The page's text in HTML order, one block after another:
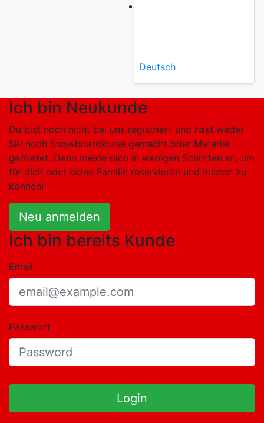
Deutsch
Ich bin Neukunde
Du bist noch nicht bei uns registriert und hast weder
Ski noch Snowboardkurse gemacht oder Material
gemietet. Dann melde dich in wenigen Schritten an, um
für dich oder deine Familie reservieren und mieten zu
können!
Neu anmelden
Ich bin bereits Kunde
Email
Passwort
Login